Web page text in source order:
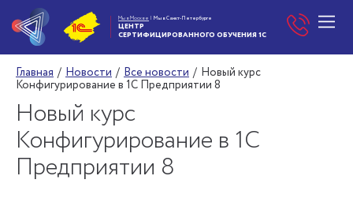
Мы в Москве | Мы в Санкт-Петербурге
ЦЕНТР
СЕРТИФИЦИРОВАННОГО ОБУЧЕНИЯ 1С
Главная / Новости / Все новости / Новый курс
Конфигурирование в 1С Предприятии 8
Новый курс
Конфигурирование в 1С
Предприятии 8